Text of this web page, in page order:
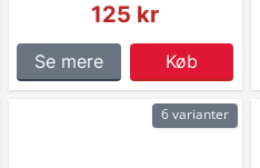
125 kr
Se mere Køb
6 varianter